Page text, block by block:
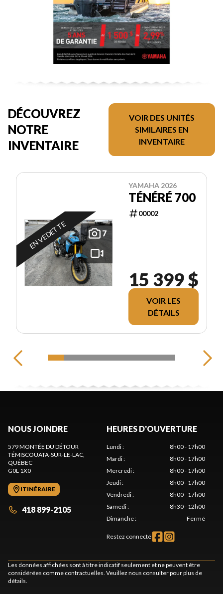
DÉCOUVREZ
NOTRE
INVENTAIRE
VOIR DES UNITÉS
SIMILAIRES EN
INVENTAIRE
7
EN VEDETTE
YAMAHA 2026
TÉNÉRÉ 700
00002
15 399 $
VOIR LES
DÉTAILS
NOUS JOINDRE
579 MONTÉE DU DÉTOUR
TÉMISCOUATA-SUR-LE-LAC,
QUÉBEC
G0L 1X0
ITINÉRAIRE
418 899-2105
HEURES D'OUVERTURE
Lundi:
8h00 - 17h00
Mardi:
8h00 - 17h00
Mercredi:
8h00 - 17h00
Jeudi:
8h00 - 17h00
Vendredi:
8h00 - 17h00
Samedi:
8h30 - 12h00
Dimanche: Fermé
Restez connecté
Les données affichées sont à titre indicatif seulement et ne peuvent être
considérées comme contractuelles. Veuillez nous consulter pour plus de
détails.